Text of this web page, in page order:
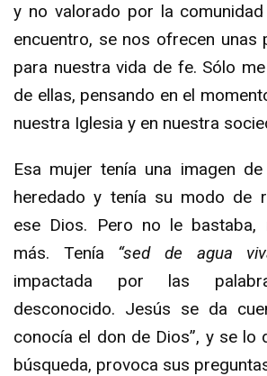
y no valorado por la
encuentro, se nos ofrecen unas
para nuestra vida de fe. Sólo
de ellas, pensando en el
nuestra Iglesia y en nuestra
Esa mujer tenía una imagen
heredado y tenía su modo de
ese Dios. Pero no le bastaba,
más. Tenía “sed de agua
impactada por las
desconocido. Jesús se da
conocía el don de Dios”, y se lo
búsqueda, provoca sus